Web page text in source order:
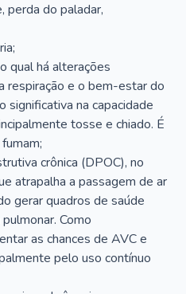
perda do paladar,
qual há alterações
respiração e o bem-estar do
significativa na capacidade
tosse e chiado. É
crônica (DPOC), no
atrapalha a passagem de ar
gerar quadros de saúde
Como
as chances de AVC e
pelo uso contínuo